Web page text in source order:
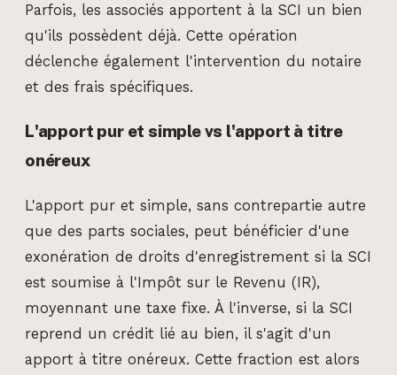
Parfois, les associés apportent à la SCI un bien
qu'ils possèdent déjà. Cette opération
déclenche également l'intervention du notaire
et des frais spécifiques.
L'apport pur et simple vs l'apport à titre
onéreux
L'apport pur et simple, sans contrepartie autre
que des parts sociales, peut bénéficier d'une
exonération de droits d'enregistrement si la SCI
est soumise à l'Impôt sur le Revenu (IR),
moyennant une taxe fixe. À l'inverse, si la SCI
reprend un crédit lié au bien, il s'agit d'un
apport à titre onéreux. Cette fraction est alors